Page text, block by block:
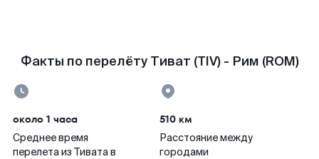
Факты по перелёту Тиват (TIV) - Рим (ROM)
около 1 часа
Среднее время
перелета из Тивата в
510 км
Расстояние между
городами